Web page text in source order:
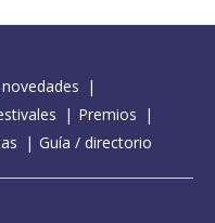
Premios
Guía / directorio